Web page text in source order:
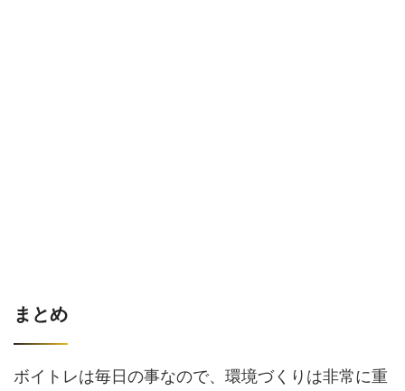
まとめ
ボイトレは毎日の事なので、環境づくりは非常に重